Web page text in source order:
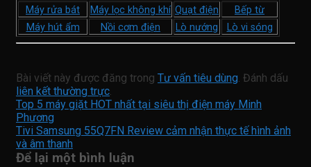
Máy rửa bát
Máy lọc không khí Quạt điện
Bếp từ
Máy hút ẩm
Nồi cơm điện Lò nướng Lò vi sóng
Bài viết này được đăng trong Tư vấn tiêu dùng. Đánh dấu
liên kết thường trực.
Top 5 máy giặt HOT nhất tại siêu thị điện máy Minh
Phương
Tivi Samsung 55Q7FN Review cảm nhận thực tế hình ảnh
và âm thanh
Để lại một bình luận